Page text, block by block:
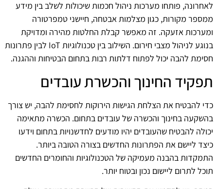
לאחרונה, פותחו מערכות ניהול חכמות שיכולות לשלב בין מידע
ממספר מקורות, כגון מצלמות אבטחה, חיישני טמפרטורה
ומערכות אזעקה. זה מאפשר קבלת החלטות מהירה ומדויקת
בנוגע לניהול מצבי חירום. השילוב בין טכנולוגיות IoT לבין פתרונות
חסימת להבה יכול לפתוח דלתות רבות בתחום הבטיחות וההגנה.
תפקיד החינוך והכשרת עובדים
כדי להבטיח את הצלחת הגישות הירוקות לחסימת להבה, יש צורך
בהשקעה בחינוך והכשרה של עובדים בתחום. הכשרה מתאימה
יכולה להבטיח שהעובדים יהיו מודעים לחדשנויות בתחום וידעו
כיצד ליישם את הפתרונות החדשים בצורה הטובה ביותר.
התמקדות בהבנה מעמיקה של הטכנולוגיות והחומרים החדשים
תוכל לתרום ליישום נכון ובטוח יותר.